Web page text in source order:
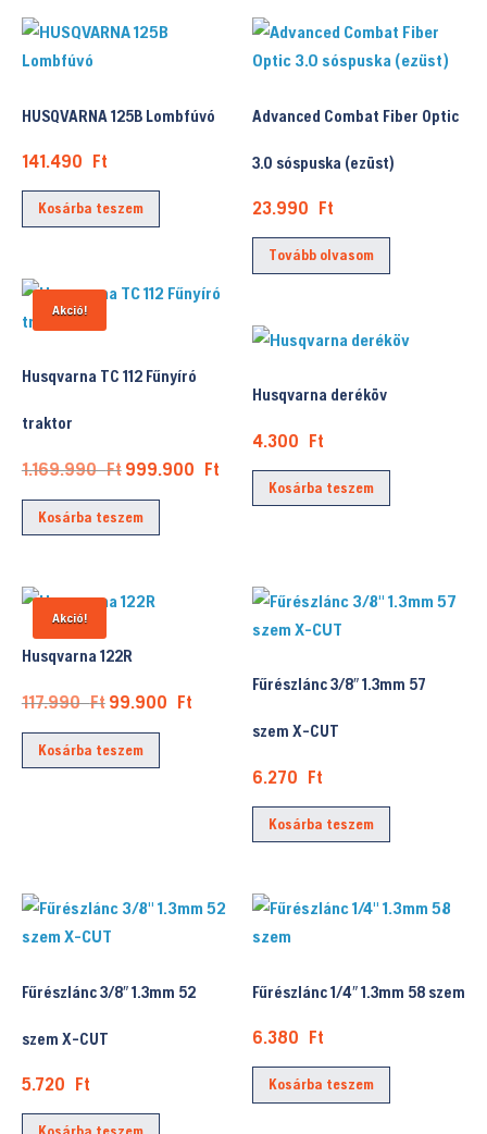
HUSQVARNA 125B Lombfúvó
141.490 Ft
Kosárba teszem
Advanced Combat Fiber Optic
3.0 sóspuska (ezüst)
23.990 Ft
Tovább olvasom
Akció!
Husqvarna TC 112 Fűnyíró
traktor
1.169.990Ft Original
price
was:
999.900 FtCurrent
Kosárba teszem
Husqvarna deréköv
4.300 Ft
Kosárba teszem
Akció!
Husqvarna 122R
117.990Ft Original
price
was:
99.900 FtCurrent
99.900 Ft.
Kosárba teszem
Fűrészlánc 3/8″ 1.3mm 57
szem X-CUT
6.270 Ft
Kosárba teszem
Fűrészlánc 3/8″ 1.3mm 52
szem X-CUT
5.720 Ft
Fűrészlánc 1/4″ 1.3mm 58 szem
6.380 Ft
Kosárba teszem